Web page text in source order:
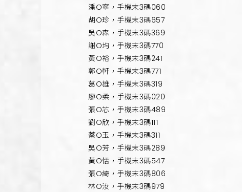
潘O寧，手機末3碼060
胡O珍，手機末3碼657
吳O森，手機末3碼369
謝O均，手機末3碼770
黃O裕，手機末3碼241
郭O軒，手機末3碼771
葛O雄，手機末3碼319
廖O柔，手機末3碼020
張O芯，手機末3碼489
劉O欣，手機末3碼111
蔡O玉，手機末3碼311
吳O芳，手機末3碼289
黃O恬，手機末3碼547
張O綺，手機末3碼806
林O汝，手機末3碼979